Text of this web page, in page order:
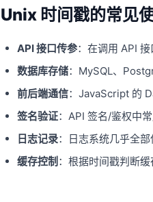
Unix 时间戳的常见
API 接口传参：在调用 API
数据库存储：MySQL、
前后端通信：JavaScript 的
签名验证：API 签名/鉴权中
日志记录：日志系统几乎全
缓存控制 ：根据时间戳判断